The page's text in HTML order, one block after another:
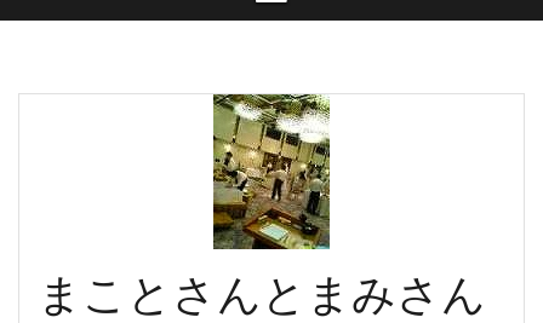
まことさんとまみさん